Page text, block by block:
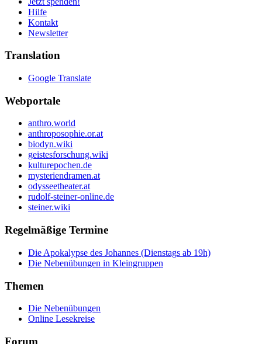
Hilfe
Kontakt
Newsletter
Translation
Google Translate
Webportale
anthro.world
anthroposophie.or.at
biodyn.wiki
geistesforschung.wiki
kulturepochen.de
mysteriendramen.at
odysseetheater.at
rudolf-steiner-online.de
steiner.wiki
Regelmäßige Termine
Die Apokalypse des Johannes (Dienstags ab 19h)
Die Nebenübungen in Kleingruppen
Themen
Die Nebenübungen
Online Lesekreise
Forum